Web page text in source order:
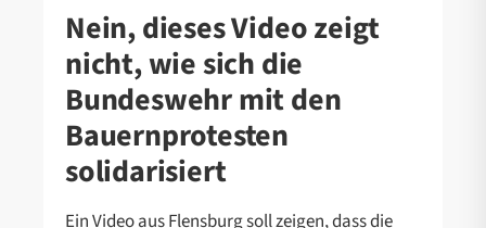
Nein, dieses Video zeigt
nicht, wie sich die
Bundeswehr mit den
Bauernprotesten
solidarisiert
Ein Video aus Flensburg soll zeigen, dass die